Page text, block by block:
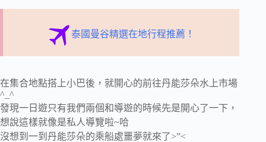
泰國曼谷精選在地行程推薦！
在集合地點搭上小巴後，就開心的前往丹能莎朵水上市場
^_^
發現一日遊只有我們兩個和導遊的時候先是開心了一下，
想說這樣就像是私人導覽啦~哈
沒想到一到丹能莎朵的乘船處噩夢就來了>”<